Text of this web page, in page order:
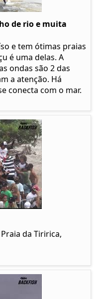
de rio e muita
e tem ótimas praias
é uma delas. A
ondas são 2 das
a atenção. Há
conecta com o mar.
da Tiririca,